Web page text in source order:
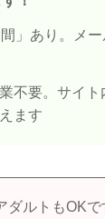
」あり。メ
不要。サイト
ます
ダルトもOKで